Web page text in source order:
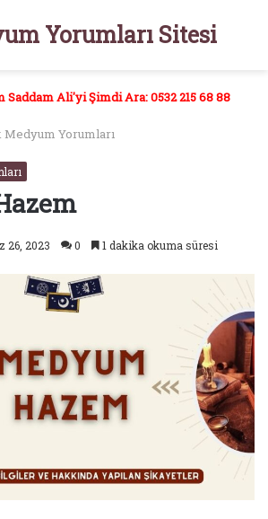
Yorumları Sitesi
Saddam Ali'yi Şimdi Ara: 0532 215 68 88
Medyum Yorumları
26, 2023 0 1 dakika okuma süresi